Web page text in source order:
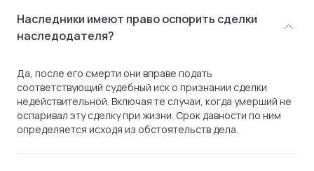
Наследники имеют право оспорить сделки
наследодателя?
Да, после его смерти они вправе подать
соответствующий судебный иск о признании сделки
недействительной. Включая те случаи, когда умерший не
оспаривал эту сделку при жизни. Срок давности по ним
определяется исходя из обстоятельств дела.